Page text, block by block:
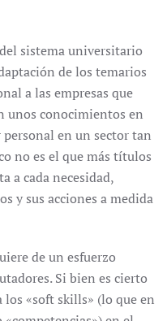
sistema universitario
de los temarios
a las empresas que
unos conocimientos en
en un sector tan
no es el que más títulos
a cada necesidad,
y sus acciones a medida
de un esfuerzo
Si bien es cierto
«soft skills» (lo que en